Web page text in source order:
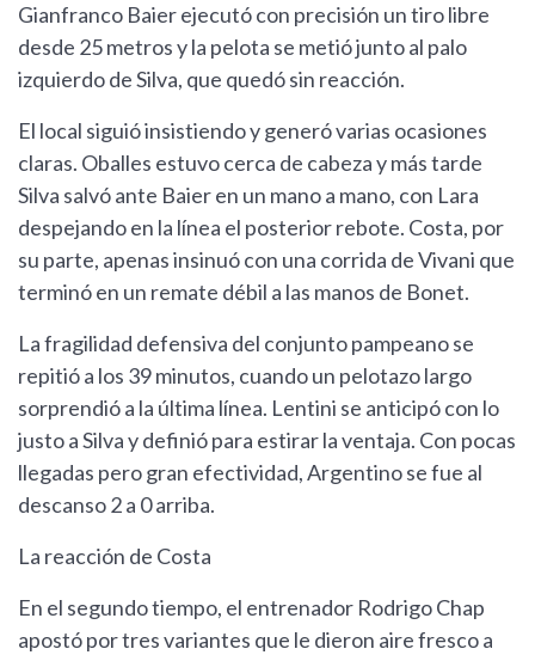
Gianfranco Baier ejecutó con precisión un tiro libre
desde 25 metros y la pelota se metió junto al palo
izquierdo de Silva, que quedó sin reacción.
El local siguió insistiendo y generó varias ocasiones
claras. Oballes estuvo cerca de cabeza y más tarde
Silva salvó ante Baier en un mano a mano, con Lara
despejando en la línea el posterior rebote. Costa, por
su parte, apenas insinuó con una corrida de Vivani que
terminó en un remate débil a las manos de Bonet.
La fragilidad defensiva del conjunto pampeano se
repitió a los 39 minutos, cuando un pelotazo largo
sorprendió a la última línea. Lentini se anticipó con lo
justo a Silva y definió para estirar la ventaja. Con pocas
llegadas pero gran efectividad, Argentino se fue al
descanso 2 a 0 arriba.
La reacción de Costa
En el segundo tiempo, el entrenador Rodrigo Chap
apostó por tres variantes que le dieron aire fresco a